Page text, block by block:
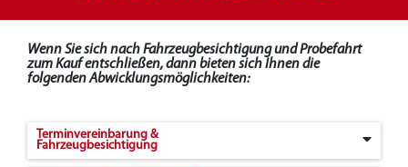
Wenn Sie sich nach Fahrzeugbesichtigung und Probefahrt
zum Kauf entschließen, dann bieten sich Ihnen die
folgenden Abwicklungsmöglichkeiten:
Terminvereinbarung &
Fahrzeugbesichtigung